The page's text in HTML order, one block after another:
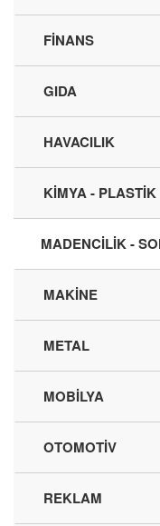
FİNANS
GIDA
HAVACILIK
KİMYA - PLASTİK
MADENCİLİK -
MAKİNE
METAL
MOBİLYA
OTOMOTİV
REKLAM